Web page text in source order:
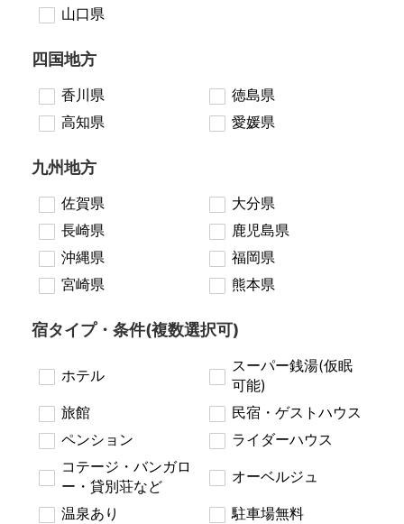
山口県
四国地方
香川県
徳島県
高知県
愛媛県
九州地方
佐賀県
大分県
長崎県
鹿児島県
沖縄県
福岡県
宮崎県
熊本県
宿タイプ・条件(複数選択可)
ホテル
スーパー銭湯(仮眠
可能)
旅館
民宿・ゲストハウス
ペンション
ライダーハウス
コテージ・バンガロ
ー・貸別荘など
オーベルジュ
温泉あり
駐車場無料